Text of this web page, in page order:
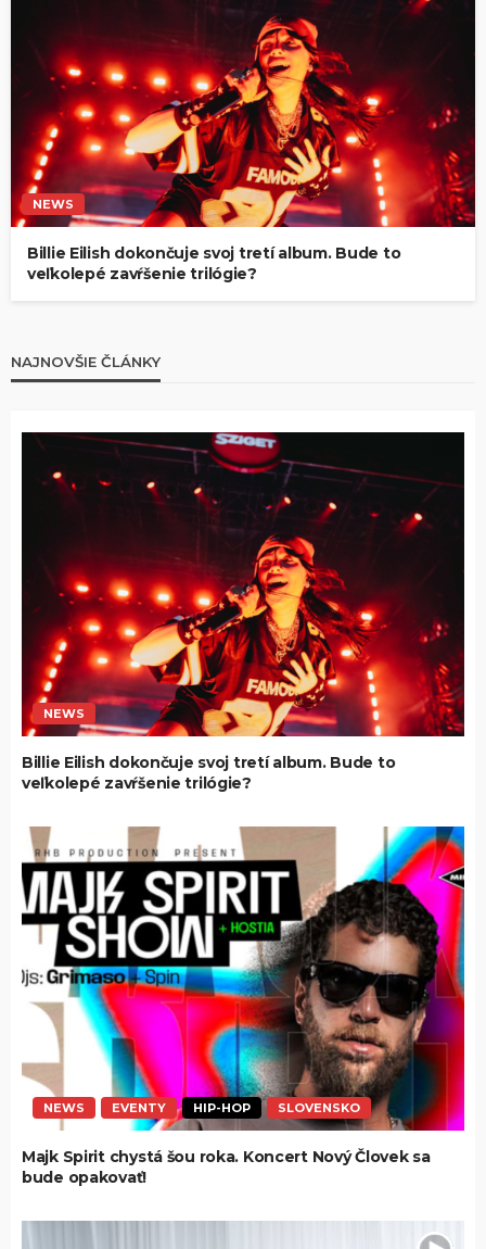
NEWS
Billie Eilish dokončuje svoj tretí album. Bude to
veľkolepé zavŕšenie trilógie?
NAJNOVŠIE ČLÁNKY
NEWS
Billie Eilish dokončuje svoj tretí album. Bude to
veľkolepé zavŕšenie trilógie?
NEWS EVENTY HIP-HOP SLOVENSKO
Majk Spirit chystá šou roka. Koncert Nový Človek sa
bude opakovať!